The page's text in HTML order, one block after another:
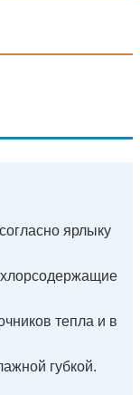
ярлыку
хлорсодержащие
тепла и в
губкой.